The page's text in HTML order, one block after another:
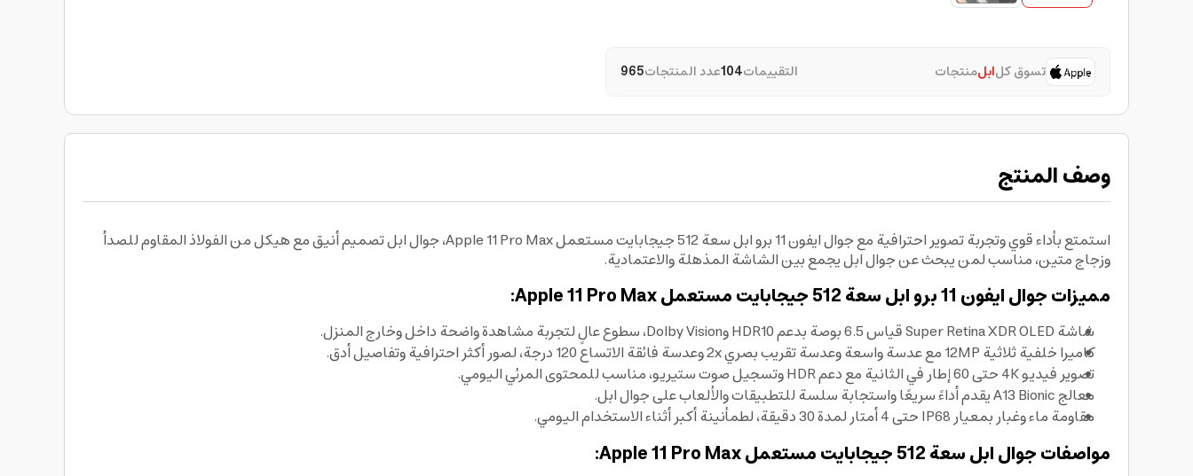
تسوق كلابلمنتجات التقييمات104عدد المنتجات965
وصف المنتج
استمتع بأداء قوي وتجربة تصوير احترافية مع جوال ايفون 11 برو ابل سعة 512 جيجابايت مستعمل Apple 11 Pro Max، جوال ابل تصميم أنيق مع هيكل من الفولاذ المقاوم للصدأ
وزجاج متين، مناسب لمن يبحث عن جوال ابل يجمع بين الشاشة المذهلة والاعتمادية.
مميزات جوال ايفون 11 برو ابل سعة 512 جيجابايت مستعمل Apple 11 Pro Max:
شاشة Super Retina XDR OLED قياس 6.5 بوصة بدعم HDR10 وDolby Vision، سطوع عالٍ لتجربة مشاهدة واضحة داخل وخارج المنزل.
كاميرا خلفية ثلاثية 12MP مع عدسة واسعة وعدسة تقريب بصري 2x وعدسة فائقة الاتساع 120 درجة، لصور أكثر احترافية وتفاصيل أدق.
تصوير فيديو 4K حتى 60 إطار في الثانية مع دعم HDR وتسجيل صوت ستيريو، مناسب للمحتوى المرئي اليومي.
معالج A13 Bionic يقدم أداءً سريعًا واستجابة سلسة للتطبيقات والألعاب على جوال ابل.
مقاومة ماء وغبار بمعيار IP68 حتى 4 أمتار لمدة 30 دقيقة، لطمأنينة أكبر أثناء الاستخدام اليومي.
مواصفات جوال ابل سعة 512 جيجابايت مستعمل Apple 11 Pro Max: